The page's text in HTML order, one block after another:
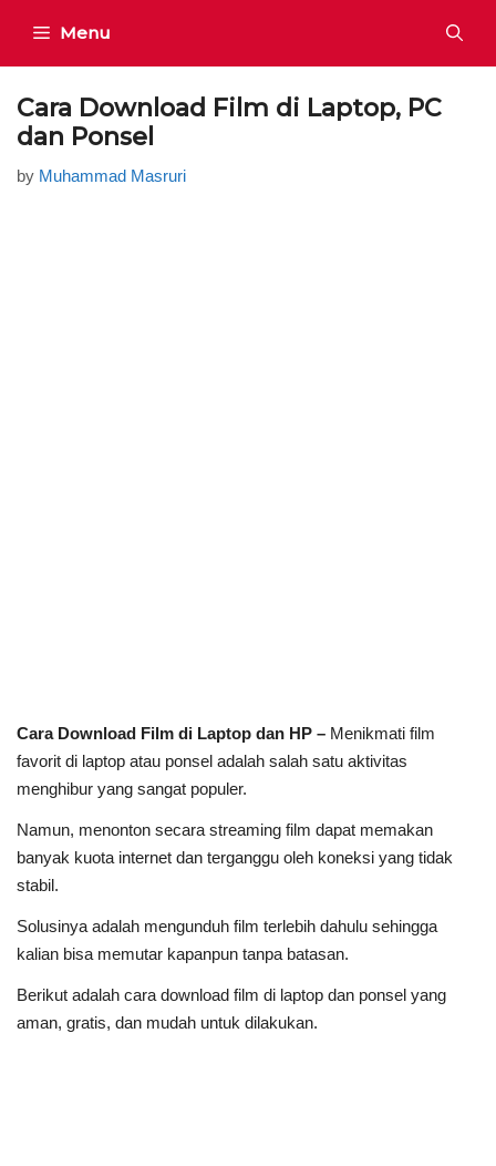
content
Menu
Cara Download Film di Laptop, PC
dan Ponsel
by Muhammad Masruri
Cara Download Film di Laptop dan HP – Menikmati film
favorit di laptop atau ponsel adalah salah satu aktivitas
menghibur yang sangat populer.
Namun, menonton secara streaming film dapat memakan
banyak kuota internet dan terganggu oleh koneksi yang tidak
stabil.
Solusinya adalah mengunduh film terlebih dahulu sehingga
kalian bisa memutar kapanpun tanpa batasan.
Berikut adalah cara download film di laptop dan ponsel yang
aman, gratis, dan mudah untuk dilakukan.